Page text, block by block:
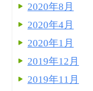
2020年8月
2020年4月
2020年1月
2019年12月
2019年11月